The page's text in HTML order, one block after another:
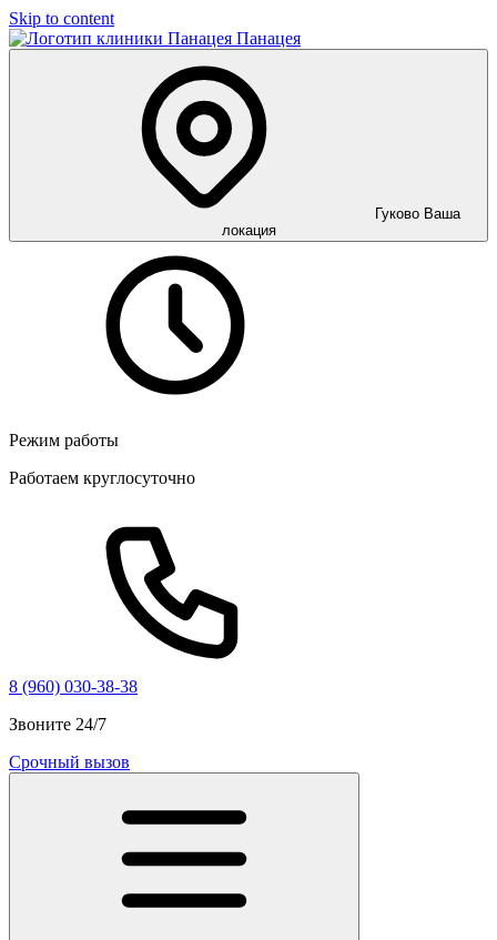
Skip to content
Панацея
Гуково Ваша
локация
Режим работы
Работаем круглосуточно
8 (960) 030-38-38
Звоните 24/7
Срочный вызов